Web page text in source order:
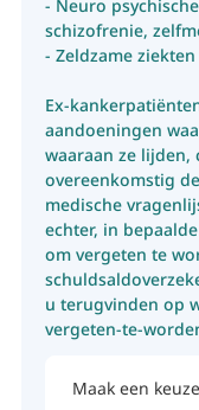
- Neuro
schizofrenie,
- Zeldzame ziekten
Ex-
aandoeningen
waaraan ze lijden,
overeenkomstig
medische
echter, in
om vergeten te
u terugvinden op
vergeten-te-